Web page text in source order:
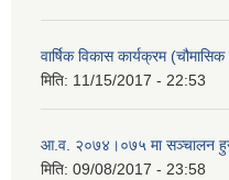
वार्षिक विकास कार्यक्रम (चौमासिक
मिति: 11/15/2017 - 22:53
आ.व. २०७४।०७५ मा सञ्चालन हुने
मिति: 09/08/2017 - 23:58